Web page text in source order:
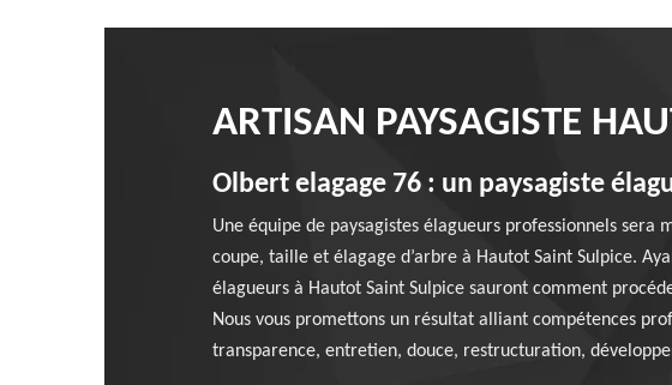
ARTISAN PAYSAGISTE
Olbert elagage 76 : un paysagiste
Une équipe de paysagistes élagueurs professionnels
coupe, taille et élagage d’arbre à Hautot Saint Sulpice.
élagueurs à Hautot Saint Sulpice sauront comment
Nous vous promettons un résultat alliant compétences
transparence, entretien, douce, restructuration,